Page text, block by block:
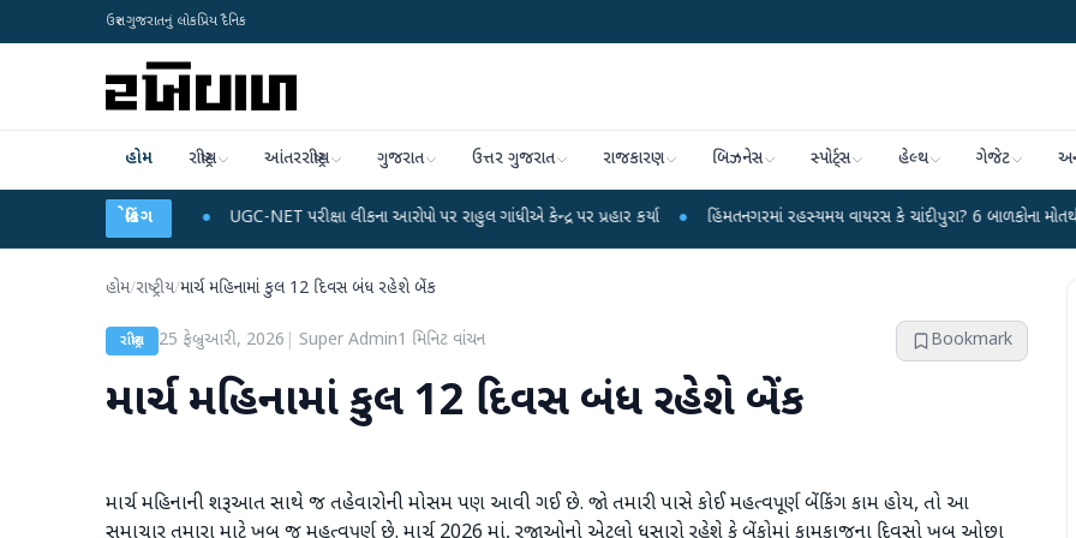
ઉત્તર ગુજરાતનું લોકપ્રિય દૈનિક
હોમ રાષ્ટ્રીય આંતરરાષ્ટ્રીય ગુજરાત ઉત્તર ગુજરાત રાજકારણ બિઝનેસ સ્પોર્ટ્સ હેલ્થ ગેજેટ
બ્રેકિંગ
UGC-NET પરીક્ષા લીકના આરોપો પર રાહુલ ગાંધીએ કેન્દ્ર પર પ્રહાર કર્યા ● હિંમતનગરમાં રહસ્યમય વાયરસ કે ચાંદીપુરા? 6 બાળકોના મોતથી ફફડાટ ●
હોમ/રાષ્ટ્રીય/માર્ચ મહિનામાં કુલ 12 દિવસ બંધ રહેશે બેંક
રાષ્ટ્રીય 25 ફેબ્રુઆરી, 2026 Super Admin1 મિનિટ વાંચન Bookmark
માર્ચ મહિનામાં કુલ 12 દિવસ બંધ રહેશે બેંક
માર્ચ મહિનાની શરૂઆત સાથે જ તહેવારોની મોસમ પણ આવી ગઈ છે. જો તમારી પાસે કોઈ મહત્વપૂર્ણ બેંકિંગ કામ હોય, તો આ